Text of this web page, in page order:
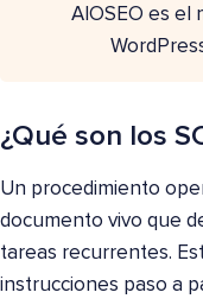
AIOSEO es el
¿Qué son los
Un procedimiento
documento vivo que
tareas recurrentes.
instrucciones paso a